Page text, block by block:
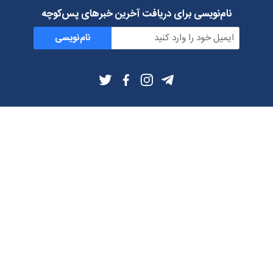
نام‌نویسی برای دریافت آخرین خبرهای پس‌کوچه
نام‌نویسی